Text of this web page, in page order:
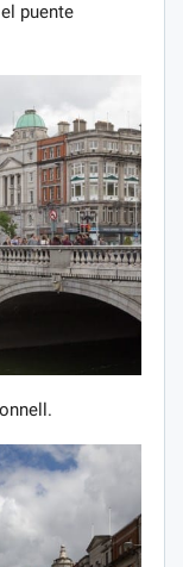
puente